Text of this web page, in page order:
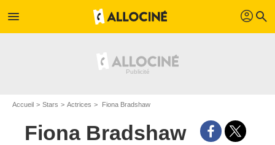
menu profil search
Accueil Stars Actrices Fiona Bradshaw
Fiona Bradshaw